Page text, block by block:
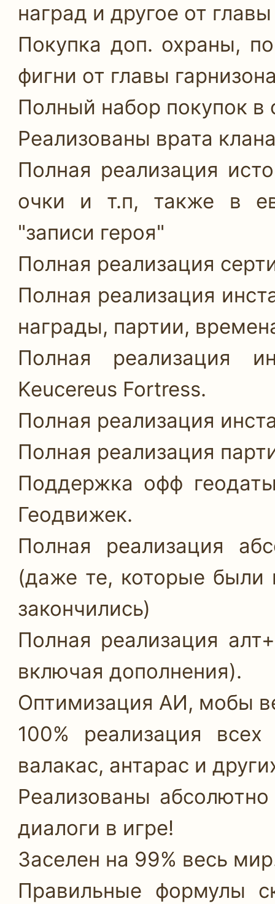
наград и другое от
Покупка доп. охраны,
фигни от главы
Полный набор покупок в
Реализованы врата
Полная реализация
очки и т.п, также в
"записи героя"
Полная реализация
Полная реализация
награды, партии,
Полная реализация
Keucereus Fortress.
Полная реализация
Полная реализация
Поддержка офф
Геодвижек.
Полная реализация
(даже те, которые
закончились)
Полная реализация
включая дополнения).
Оптимизация АИ, мобы
100% реализация
валакас, антарас и
Реализованы
диалоги в игре!
Заселен на 99% весь
Правильные формулы